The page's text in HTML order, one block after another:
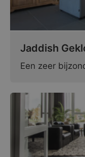
Jaddish
Een zeer